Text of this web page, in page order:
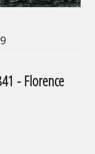
- Florence